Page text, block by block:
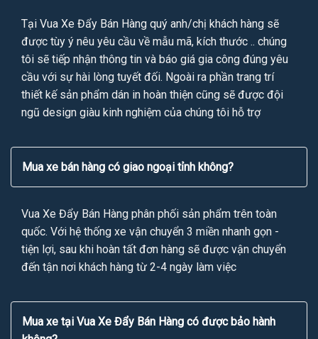
Tại Vua Xe Đẩy Bán Hàng quý anh/chị khách hàng sẽ
được tùy ý nêu yêu cầu về mẫu mã, kích thước .. chúng
tôi sẽ tiếp nhận thông tin và báo giá gia công đúng yêu
cầu với sự hài lòng tuyết đối. Ngoài ra phần trang trí
thiết kế sản phẩm dán in hoàn thiện cũng sẽ được đội
ngũ design giàu kinh nghiệm của chúng tôi hỗ trợ
Mua xe bán hàng có giao ngoại tỉnh không?
Vua Xe Đẩy Bán Hàng phân phối sản phẩm trên toàn
quốc. Với hệ thống xe vận chuyển 3 miền nhanh gọn -
tiện lợi, sau khi hoàn tất đơn hàng sẽ được vận chuyển
đến tận nơi khách hàng từ 2-4 ngày làm việc
Mua xe tại Vua Xe Đẩy Bán Hàng có được bảo hành